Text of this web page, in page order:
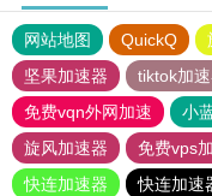
网站地图 QuickQ
坚果加速器
tiktok加
免费vqn外网加速
小
旋风加速器
免费vps
快连加速器
快连加速